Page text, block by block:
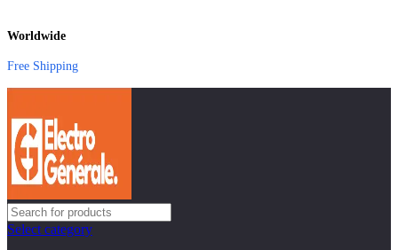
Worldwide
Free Shipping
Select category